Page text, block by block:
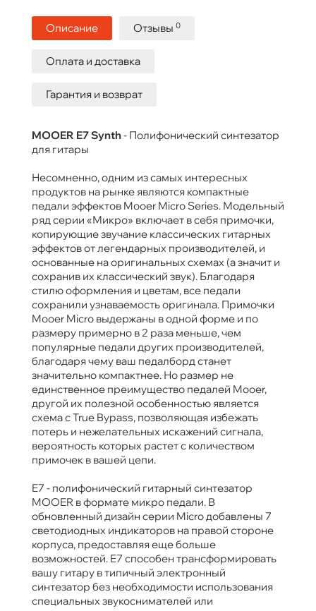
Описание Отзывы 0
Оплата и доставка
Гарантия и возврат
MOOER E7 Synth- Полифонический синтезатор
для гитары
Несомненно, одним из самых интересных
продуктов на рынке являются компактные
педали эффектов Mooer Micro Series. Модельный
ряд серии «Микро» включает в себя примочки,
копирующие звучание классических гитарных
эффектов от легендарных производителей, и
основанные на оригинальных схемах (а значит и
сохранив их классический звук). Благодаря
стилю оформления и цветам, все педали
сохранили узнаваемость оригинала. Примочки
Mooer Micro выдержаны в одной форме и по
размеру примерно в 2 раза меньше, чем
популярные педали других производителей,
благодаря чему ваш педалборд станет
значительно компактнее. Но размер не
единственное преимущество педалей Mooer,
другой их полезной особенностью является
схема с True Bypass, позволяющая избежать
потерь и нежелательных искажений сигнала,
вероятность которых растет с количеством
примочек в вашей цепи.
E7 - полифонический гитарный синтезатор
MOOER в формате микро педали. В
обновленный дизайн серии Micro добавлены 7
светодиодных индикаторов на правой стороне
корпуса, предоставляя еще больше
возможностей. E7 способен трансформировать
вашу гитару в типичный электронный
синтезатор без необходимости использования
специальных звукоснимателей или